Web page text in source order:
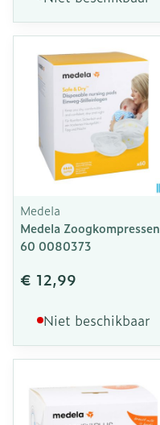
Medela
Medela Zoogkompressen
60 0080373
€ 12,99
Niet beschikbaar